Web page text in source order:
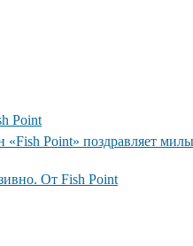
Point
«Fish Point» поздравляет
От Fish Point